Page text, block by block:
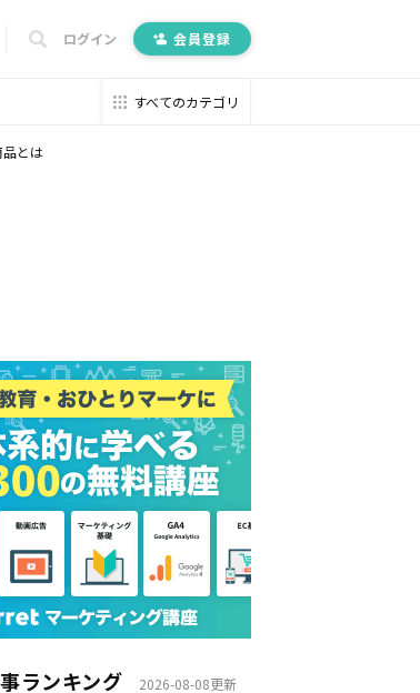
ログイン 会員登録
すべてのカテゴリ
品とは
ランキング 2026-08-08更新